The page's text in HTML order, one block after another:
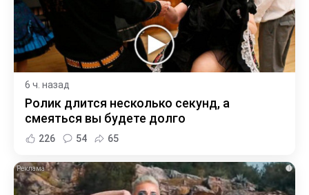
6 ч. назад
Ролик длится несколько секунд, а
смеяться вы будете долго
226 54 65
i